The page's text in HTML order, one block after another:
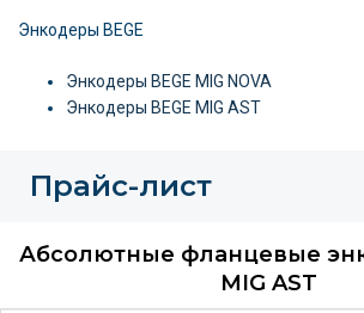
Энкодеры BEGE
Энкодеры BEGE MIG NOVA
Энкодеры BEGE MIG AST
Прайс-лист
Абсолютные фланцевые
MIG AST